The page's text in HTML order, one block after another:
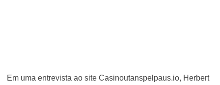
Em uma entrevista ao site Casinoutanspelpaus.io, Herbert